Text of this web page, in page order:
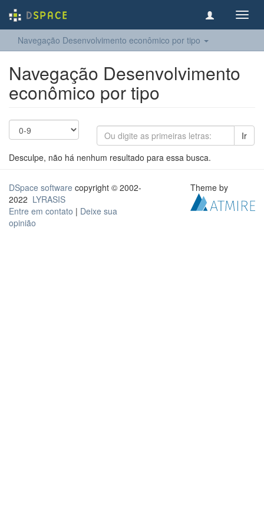
Navegação Desenvolvimento econômico por tipo
Navegação Desenvolvimento
econômico por tipo
Ir
Desculpe, não há nenhum resultado para essa busca.
DSpace software copyright © 2002-
2022 LYRASIS
Entre em contato | Deixe sua
opinião
Theme by